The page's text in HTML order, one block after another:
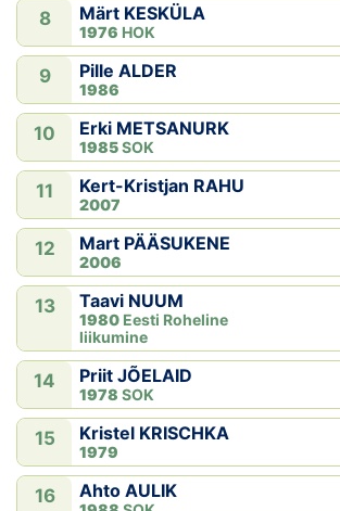
8 Märt KESKÜLA
1976 HOK
9 Pille ALDER
1986
10 Erki METSANURK
1985SOK
11 Kert-Kristjan RAHU
2007
12 Mart PÄÄSUKENE
2006
13 Taavi NUUM
1980 Eesti Roheline
liikumine
14 Priit JÕELAID
1978 SOK
15 Kristel KRISCHKA
1979
16 Ahto AULIK